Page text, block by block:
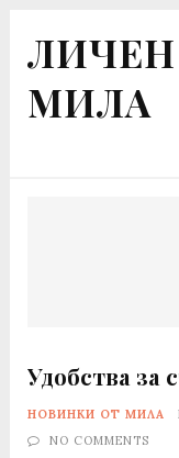
ЛИЧЕН
МИЛА
Удобства за
НОВИНКИ ОТ МИЛА
NO COMMENTS